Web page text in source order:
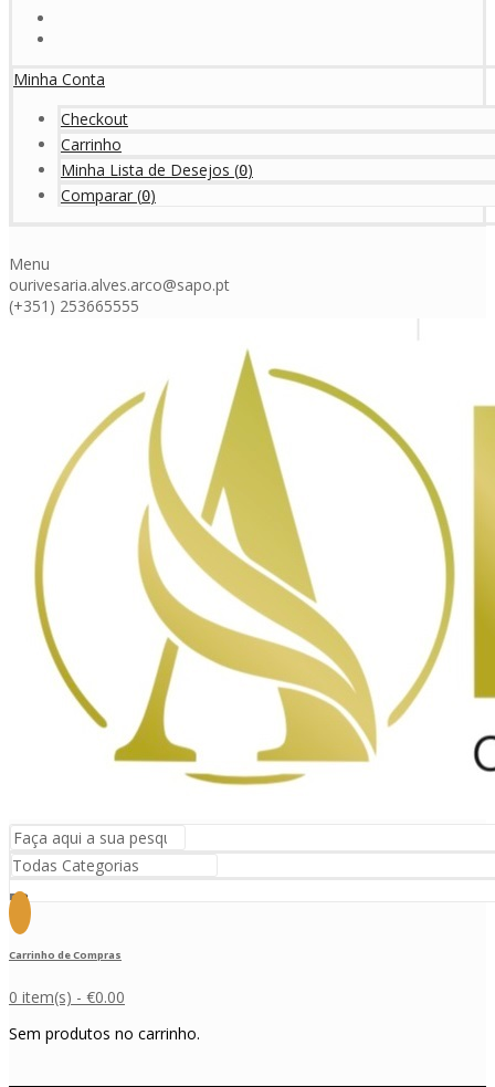
Minha Conta
Checkout
Carrinho
Minha Lista de Desejos (0)
Comparar (0)
Menu
ourivesaria.alves.arco@sapo.pt
(+351) 253665555
Carrinho de Compras
0 item(s) - €0.00
Sem produtos no carrinho.